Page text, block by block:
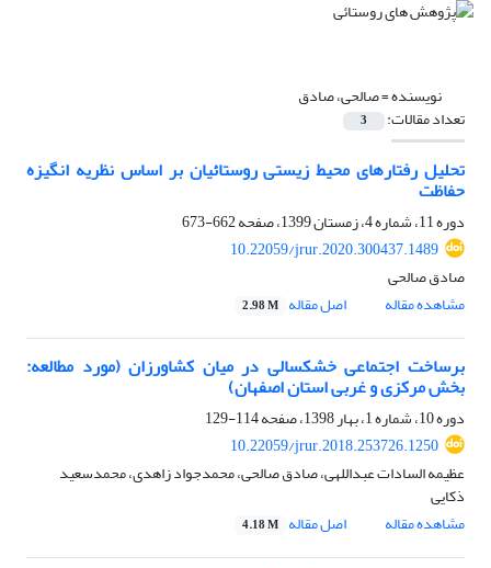
نویسنده =صالحی، صادق
تعداد مقالات: 3
تحلیل رفتارهای محیط زیستی روستائیان بر اساس نظریه انگیزه
حفاظت
دوره 11، شماره 4، زمستان 1399، صفحه
662-673
10.22059/jrur.2020.300437.1489
صادق صالحی
مشاهده مقاله
اصل مقاله 2.98 M
برساخت اجتماعی خشکسالی در میان کشاورزان (مورد مطالعه:
بخش مرکزی و غربی استان اصفهان)
دوره 10، شماره 1، بهار 1398، صفحه
114-129
10.22059/jrur.2018.253726.1250
عظیمه السادات عبداللهی، صادق صالحی، محمدجواد زاهدی، محمدسعید
ذکایی
مشاهده مقاله
اصل مقاله 4.18 M